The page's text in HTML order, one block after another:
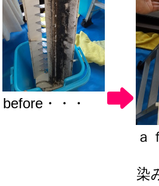
before・・・
ａ
染